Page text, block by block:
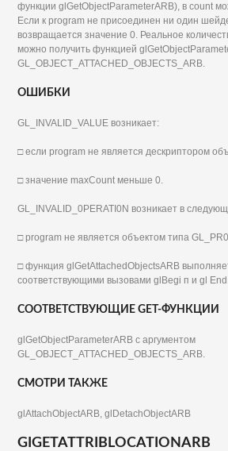
функции glGetObjectParameterARB), в count
Если к program не присоединен ни один
возвращается значение 0. Реальное
можно получить функцией
GL_OBJECT_ATTACHED_OBJECTS_ARB.
ОШИБКИ
GL_INVALID_VALUE возникает:
□ если program не является дескриптором
□ значение maxCount меньше 0.
GL_INVALID_0PERATI0N возникает в
□ program не является объектом типа
□ функция glGetAttachedObjectsARB
соответствующими вызовами glBegi п и gl
СООТВЕТСТВУЮЩИЕ GET-ФУНКЦИИ
glGetObjectParameterARB с аргументом
GL_OBJECT_ATTACHED_OBJECTS_ARB.
СМОТРИ ТАКЖЕ
glAttachObjectARB, glDetachObjectARB
GIGETATTRIBLOCATIONARB